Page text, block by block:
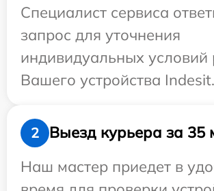
Специалист сервиса
запрос для уточнения
индивидуальных условий
Вашего устройства Indesit.
2
Выезд курьера за 35
Наш мастер приедет в